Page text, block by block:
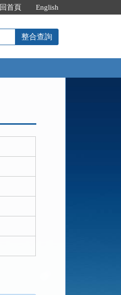
回首頁 English
整合查詢